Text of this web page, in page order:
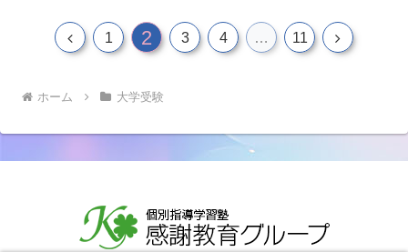
前
1 2 3 4 … 11
次
ホーム 大学受験